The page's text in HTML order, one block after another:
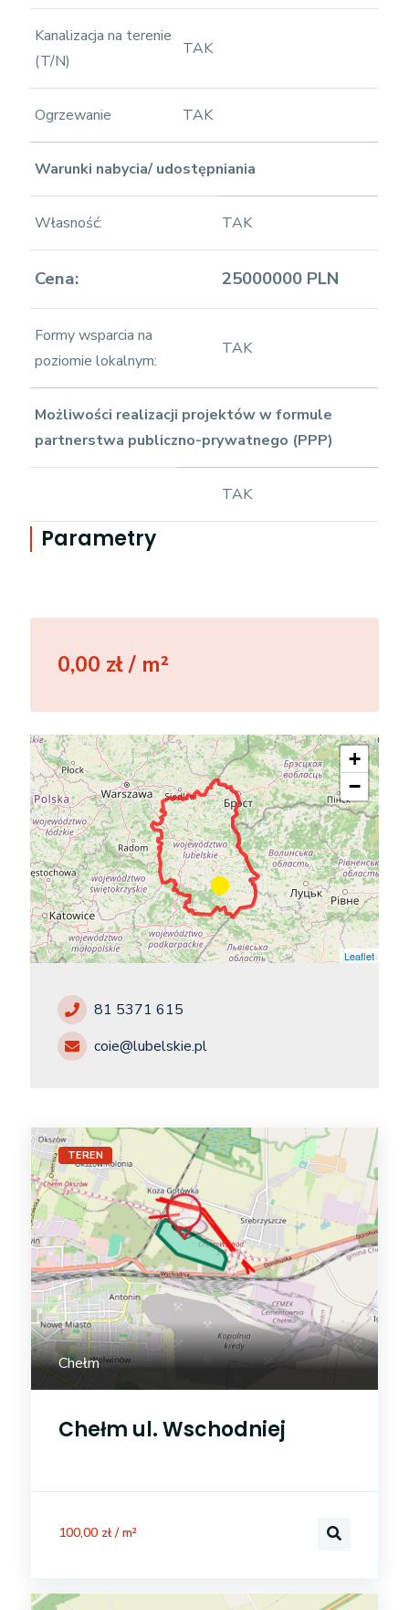
Kanalizacja na terenie
(T/N)
TAK
Ogrzewanie TAK
Warunki nabycia/ udostępniania
Własność: TAK
Cena: 25000000 PLN
Formy wsparcia na
poziomie lokalnym:
TAK
Możliwości realizacji projektów w formule
partnerstwa publiczno-prywatnego (PPP)
TAK
Parametry
0,00 zł / m²
+
−
Leaflet
81 5371 615
coie@lubelskie.pl
TEREN
Chełm
Chełm ul. Wschodniej
100,00 zł / m²